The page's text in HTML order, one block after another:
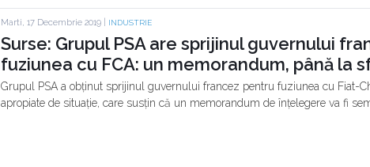
Marti, 17 Decembrie 2019 | INDUSTRIE
Surse: Grupul PSA are sprijinul guvernului
fuziunea cu FCA: un memorandum, până la
Grupul PSA a obținut sprijinul guvernului francez pentru fuziunea cu Fiat-
apropiate de situație, care susțin că un memorandum de înțelegere va fi